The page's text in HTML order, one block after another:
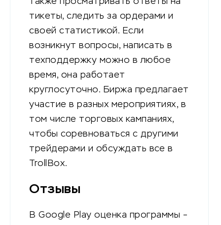
тикеты, следить за ордерами и
своей статистикой. Если
возникнут вопросы, написать в
техподдержку можно в любое
время, она работает
круглосуточно. Биржа предлагает
участие в разных мероприятиях, в
том числе торговых кампаниях,
чтобы соревноваться с другими
трейдерами и обсуждать все в
TrollBox.
Отзывы
В Google Play оценка программы –